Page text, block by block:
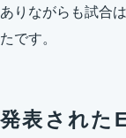
ありながらも試合
たです。
発表された